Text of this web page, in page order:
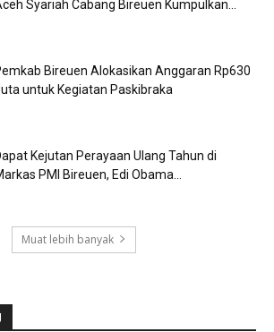
Syariah Cabang Bireuen Kumpulkan...
Bireuen Alokasikan Anggaran Rp630
untuk Kegiatan Paskibraka
Kejutan Perayaan Ulang Tahun di
PMI Bireuen, Edi Obama...
Muat lebih banyak